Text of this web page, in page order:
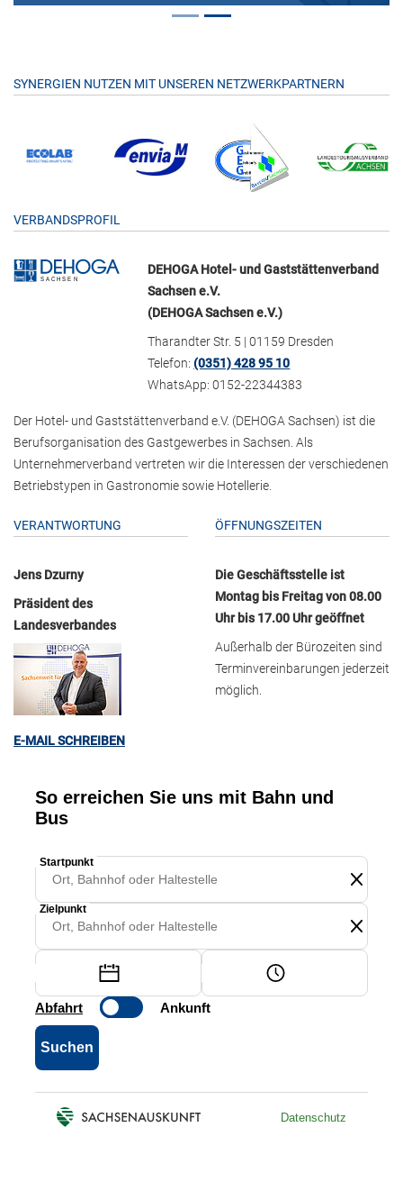
SYNERGIEN NUTZEN MIT UNSEREN NETZWERKPARTNERN
VERBANDSPROFIL
DEHOGA Hotel- und Gaststättenverband
Sachsen e.V.
(DEHOGA Sachsen e.V.)
Tharandter Str. 5 | 01159 Dresden
Telefon:(0351) 428 95 10
WhatsApp: 0152-22344383
Der Hotel- und Gaststättenverband e.V. (DEHOGA Sachsen) ist die
Berufsorganisation des Gastgewerbes in Sachsen. Als
Unternehmerverband vertreten wir die Interessen der verschiedenen
Betriebstypen in Gastronomie sowie Hotellerie.
VERANTWORTUNG
Jens Dzurny
Präsident des
Landesverbandes
E-MAIL SCHREIBEN
ÖFFNUNGSZEITEN
Die Geschäftsstelle ist
Montag bis Freitag von 08.00
Uhr bis 17.00 Uhr geöffnet
Außerhalb der Bürozeiten sind
Terminvereinbarungen jederzeit
möglich.